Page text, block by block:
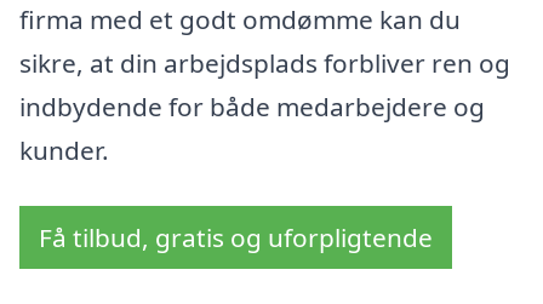
firma med et godt omdømme kan du
sikre, at din arbejdsplads forbliver ren og
indbydende for både medarbejdere og
kunder.
Få tilbud, gratis og uforpligtende